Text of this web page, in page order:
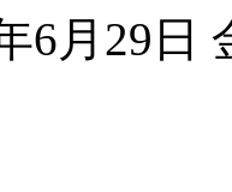
6月29日